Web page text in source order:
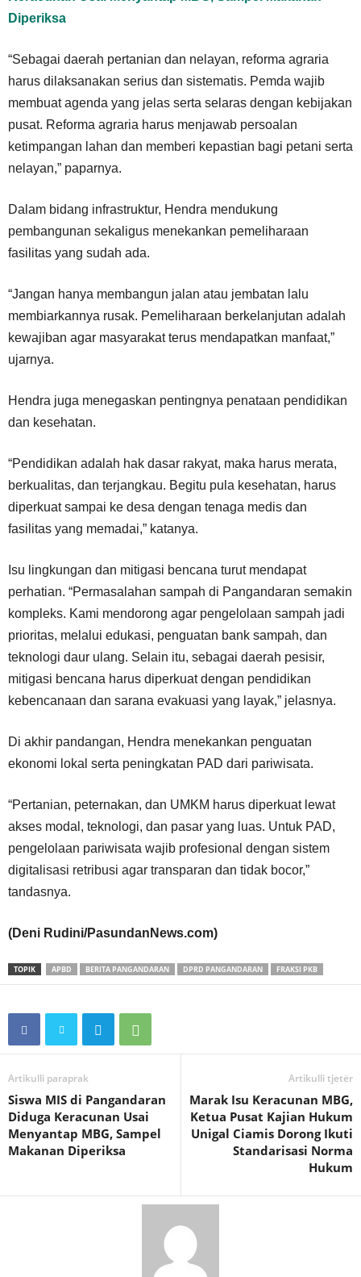
Diperiksa
“Sebagai daerah pertanian dan nelayan, reforma agraria
harus dilaksanakan serius dan sistematis. Pemda wajib
membuat agenda yang jelas serta selaras dengan kebijakan
pusat. Reforma agraria harus menjawab persoalan
ketimpangan lahan dan memberi kepastian bagi petani serta
nelayan,” paparnya.
Dalam bidang infrastruktur, Hendra mendukung
pembangunan sekaligus menekankan pemeliharaan
fasilitas yang sudah ada.
“Jangan hanya membangun jalan atau jembatan lalu
membiarkannya rusak. Pemeliharaan berkelanjutan adalah
kewajiban agar masyarakat terus mendapatkan manfaat,”
ujarnya.
Hendra juga menegaskan pentingnya penataan pendidikan
dan kesehatan.
“Pendidikan adalah hak dasar rakyat, maka harus merata,
berkualitas, dan terjangkau. Begitu pula kesehatan, harus
diperkuat sampai ke desa dengan tenaga medis dan
fasilitas yang memadai,” katanya.
Isu lingkungan dan mitigasi bencana turut mendapat
perhatian. “Permasalahan sampah di Pangandaran semakin
kompleks. Kami mendorong agar pengelolaan sampah jadi
prioritas, melalui edukasi, penguatan bank sampah, dan
teknologi daur ulang. Selain itu, sebagai daerah pesisir,
mitigasi bencana harus diperkuat dengan pendidikan
kebencanaan dan sarana evakuasi yang layak,” jelasnya.
Di akhir pandangan, Hendra menekankan penguatan
ekonomi lokal serta peningkatan PAD dari pariwisata.
“Pertanian, peternakan, dan UMKM harus diperkuat lewat
akses modal, teknologi, dan pasar yang luas. Untuk PAD,
pengelolaan pariwisata wajib profesional dengan sistem
digitalisasi retribusi agar transparan dan tidak bocor,”
tandasnya.
(Deni Rudini/PasundanNews.com)
TOPIK APBD BERITA PANGANDARAN DPRD PANGANDARAN FRAKSI PKB
Artikulli paraprak
Siswa MIS di Pangandaran
Diduga Keracunan Usai
Menyantap MBG, Sampel
Makanan Diperiksa
Artikulli tjetër
Marak Isu Keracunan MBG,
Ketua Pusat Kajian Hukum
Unigal Ciamis Dorong Ikuti
Standarisasi Norma
Hukum